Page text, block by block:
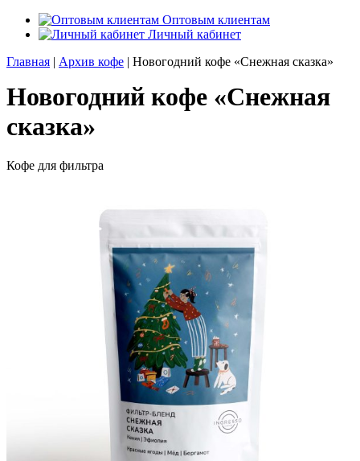
Оптовым клиентам
Личный кабинет
Главная | Архив кофе | Новогодний кофе «Снежная сказка»
Новогодний кофе «Снежная
сказка»
Кофе для фильтра